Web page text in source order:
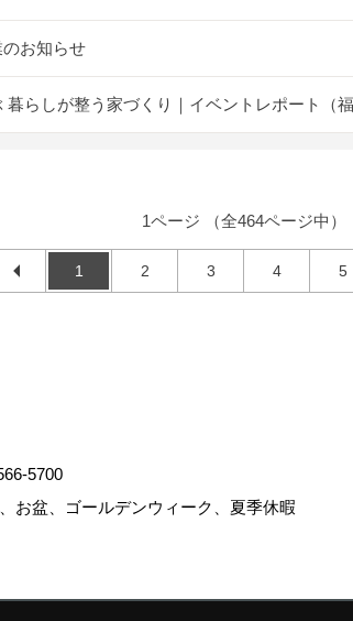
お知らせ
暮らしが整う家づくり｜イベントレポート（
1ページ （全464ページ中）
1 2 3 4 5
5700
お盆、ゴールデンウィーク、夏季休暇